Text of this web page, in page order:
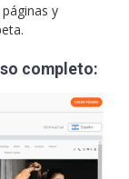
y
completo: